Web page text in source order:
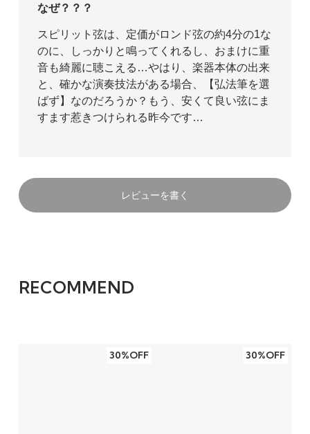
なぜ？？？
スピリット弦は、定価がロンド弦の約4分の1な
のに、しっかりと鳴ってくれるし、おまけに重
音も綺麗に聴こえる…やはり、楽器本体の出来
と、確かな演奏技法がある場合、【弘法筆を選
ばず】なのだろうか？もう、安くて良い弦にま
すます惹きつけられる昨今です…
レビューを書く
RECOMMEND
30%OFF 30%OFF